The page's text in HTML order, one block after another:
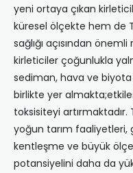
yeni ortaya çıkan
küresel ölçekte hem de
sağlığı açısından
kirleticiler çoğunlukla
sediman, hava ve
birlikte yer
toksisiteyi artırmaktadır.
yoğun tarım faaliyetleri,
kentleşme ve büyük
potansiyelini daha da